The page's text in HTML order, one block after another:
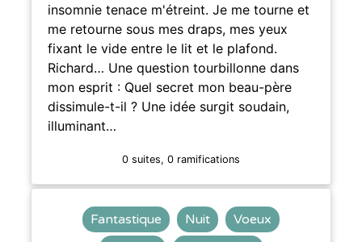
insomnie tenace m'étreint. Je me tourne et
me retourne sous mes draps, mes yeux
fixant le vide entre le lit et le plafond.
Richard… Une question tourbillonne dans
mon esprit : Quel secret mon beau-père
dissimule-t-il ? Une idée surgit soudain,
illuminant…
0 suites, 0 ramifications
Fantastique Nuit
Voeux